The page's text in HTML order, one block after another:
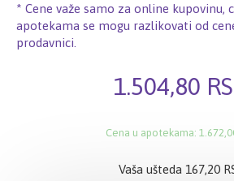
* Cene važe samo za online kupovinu,
apotekama se mogu razlikovati od
prodavnici.
1.504,80
Cena u apotekama:
Vaša ušteda 167,20